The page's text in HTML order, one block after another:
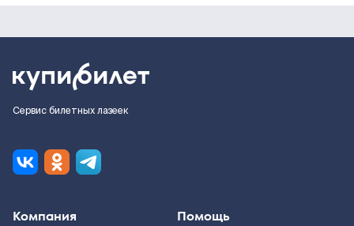
Сервис билетных лазеек
Компания Помощь